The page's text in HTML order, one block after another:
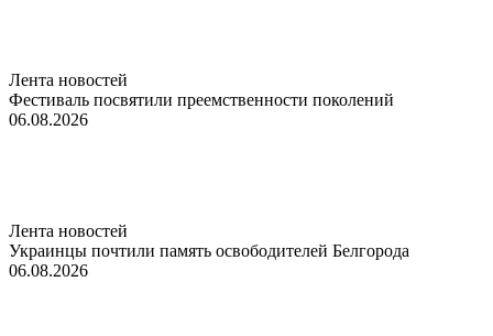
Лента новостей
Фестиваль посвятили преемственности поколений
06.08.2026
Лента новостей
Украинцы почтили память освободителей Белгорода
06.08.2026